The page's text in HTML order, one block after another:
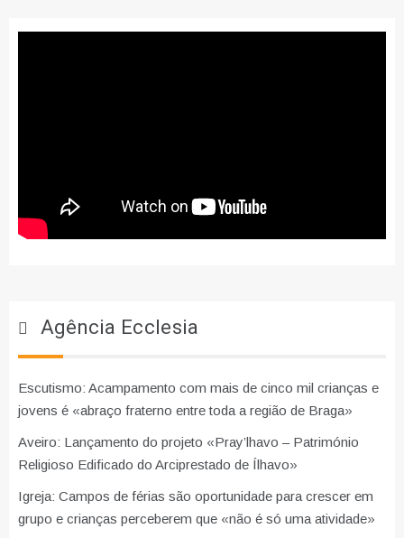
Agência Ecclesia
Escutismo: Acampamento com mais de cinco mil crianças e
jovens é «abraço fraterno entre toda a região de Braga»
Aveiro: Lançamento do projeto «Pray’lhavo – Património
Religioso Edificado do Arciprestado de Ílhavo»
Igreja: Campos de férias são oportunidade para crescer em
grupo e crianças perceberem que «não é só uma atividade»